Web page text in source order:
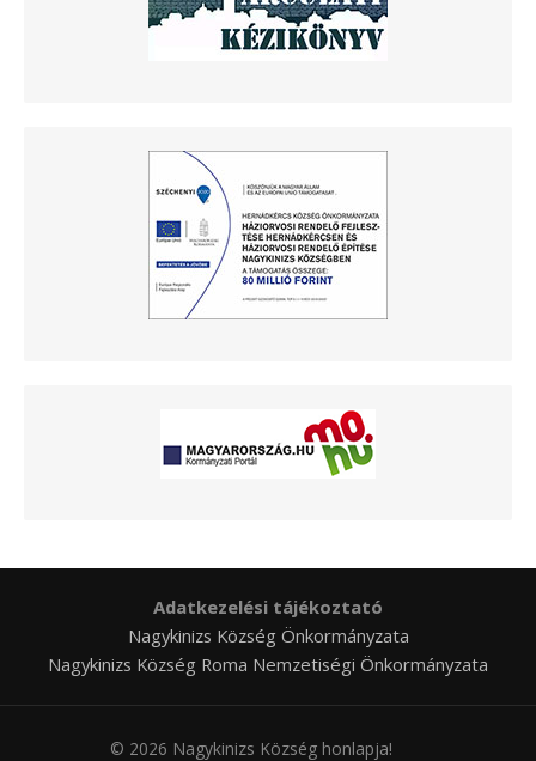
Adatkezelési tájékoztató
Nagykinizs Község Önkormányzata
Nagykinizs Község Roma Nemzetiségi Önkormányzata
© 2026 Nagykinizs Község honlapja!